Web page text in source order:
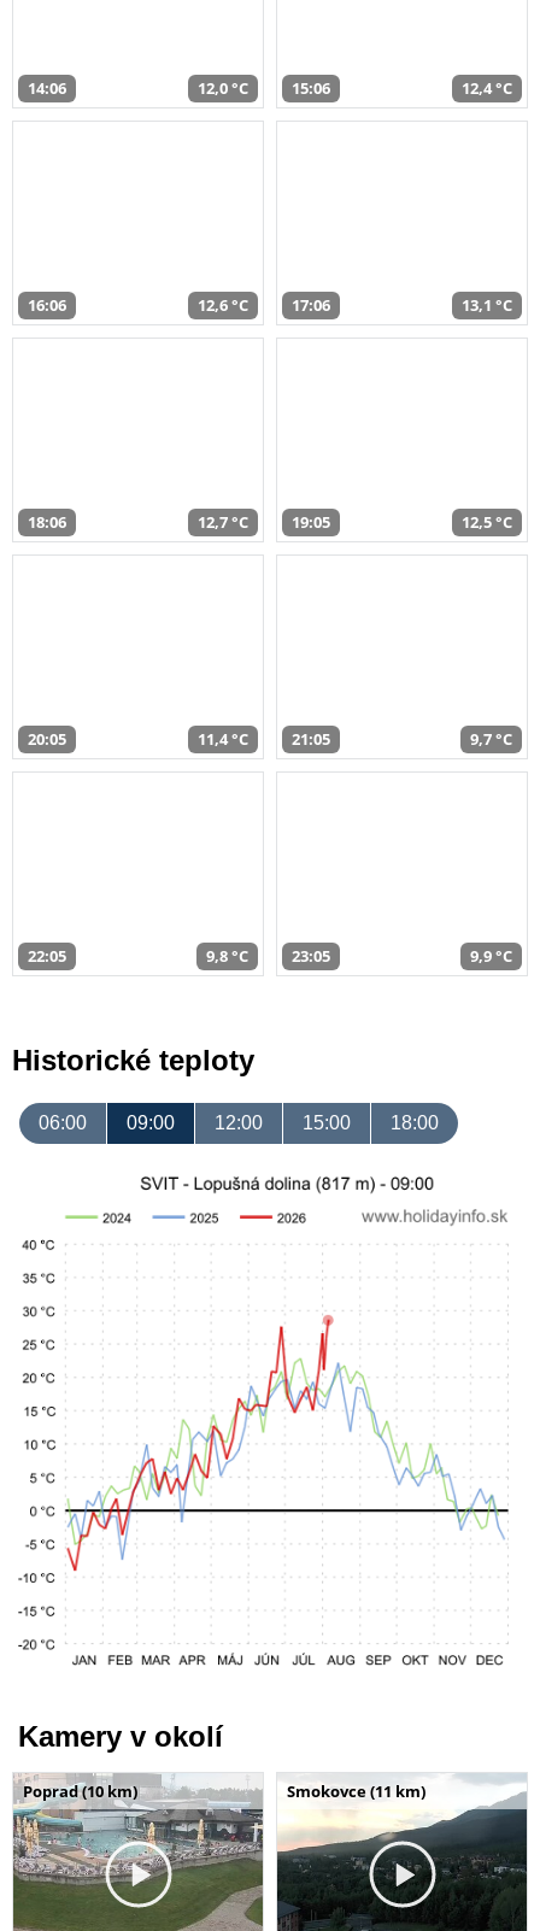
14:06 12,0 °C 15:06 12,4 °C
16:06 12,6 °C 17:06 13,1 °C
18:06 12,7 °C 19:05 12,5 °C
20:05 11,4 °C 21:05 9,7 °C
22:05 9,8 °C 23:05 9,9 °C
Historické teploty
06:00 09:00 12:00 15:00 18:00
Kamery v okolí
Poprad (10 km) Smokovce (11 km)